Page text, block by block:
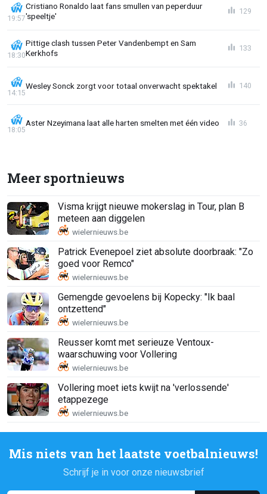
Cristiano Ronaldo laat fans smullen van peperduur
'speeltje'
19:57
129
Pittige clash tussen Peter Vandenbempt en Sam
Kerkhofs
18:30
133
Wesley Sonck zorgt voor totaal onverwacht spektakel
14:15
140
Aster Nzeyimana laat alle harten smelten met één video
18:05
36
Meer sportnieuws
Visma krijgt nieuwe mokerslag in Tour, plan B
meteen aan diggelen
Patrick Evenepoel ziet absolute doorbraak: "Zo
goed voor Remco"
Gemengde gevoelens bij Kopecky: "Ik baal
ontzettend"
Reusser komt met serieuze Ventoux-
waarschuwing voor Vollering
Vollering moet iets kwijt na 'verlossende'
etappezege
Mis niets van het laatste voetbalnieuws!
Schrijf je in voor onze nieuwsbrief